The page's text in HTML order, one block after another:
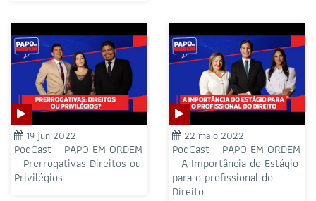
19 jun 2022
PodCast – PAPO EM ORDEM
– Prerrogativas Direitos ou
Privilégios
22 maio 2022
PodCast – PAPO EM ORDEM
– A Importância do Estágio
para o profissional do
Direito